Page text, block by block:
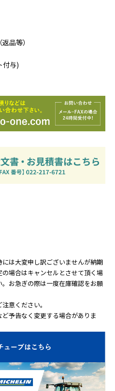
品等）
付与)
は大変申し訳ございませんが納期
場合はキャンセルとさせて頂く場
お急ぎの際は一度在庫確認をお願
意ください。
予告なく変更する場合がありま